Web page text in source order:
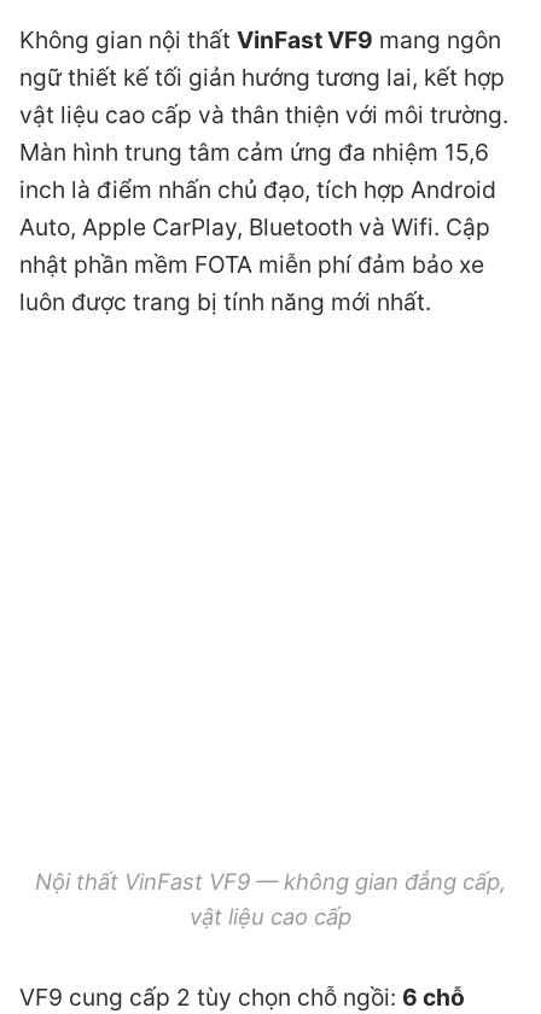
Không gian nội thất VinFast VF9 mang ngôn
ngữ thiết kế tối giản hướng tương lai, kết hợp
vật liệu cao cấp và thân thiện với môi trường.
Màn hình trung tâm cảm ứng đa nhiệm 15,6
inch là điểm nhấn chủ đạo, tích hợp Android
Auto, Apple CarPlay, Bluetooth và Wifi. Cập
nhật phần mềm FOTA miễn phí đảm bảo xe
luôn được trang bị tính năng mới nhất.
Nội thất VinFast VF9 — không gian đẳng cấp,
vật liệu cao cấp
VF9 cung cấp 2 tùy chọn chỗ ngồi: 6 chỗ